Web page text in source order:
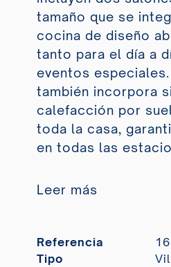
tamaño que se
cocina de diseño
tanto para el día a
eventos
también incorpora
calefacción por
toda la casa,
en todas las
Leer más
Referencia
Tipo